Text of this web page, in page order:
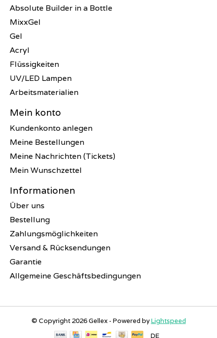
Absolute Builder in a Bottle
MixxGel
Gel
Acryl
Flüssigkeiten
UV/LED Lampen
Arbeitsmaterialien
Mein konto
Kundenkonto anlegen
Meine Bestellungen
Meine Nachrichten (Tickets)
Mein Wunschzettel
Informationen
Über uns
Bestellung
Zahlungsmöglichkeiten
Versand & Rücksendungen
Garantie
Allgemeine Geschäftsbedingungen
© Copyright 2026 Gellex - Powered byLightspeed
DE